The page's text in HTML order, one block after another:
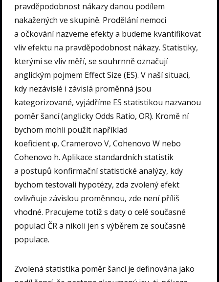
pravděpodobnost nákazy danou podílem
nakažených ve skupině. Prodělání nemoci
a očkování nazveme efekty a budeme kvantifikovat
vliv efektu na pravděpodobnost nákazy. Statistiky,
kterými se vliv měří, se souhrnně označují
anglickým pojmem Effect Size (ES). V naší situaci,
kdy nezávislé i závislá proměnná jsou
kategorizované, vyjádříme ES statistikou nazvanou
poměr šancí (anglicky Odds Ratio, OR). Kromě ní
bychom mohli použít například
koeficient φ, Cramerovo V, Cohenovo W nebo
Cohenovo h. Aplikace standardních statistik
a postupů konfirmační statistické analýzy, kdy
bychom testovali hypotézy, zda zvolený efekt
ovlivňuje závislou proměnnou, zde není příliš
vhodné. Pracujeme totiž s daty o celé současné
populaci ČR a nikoli jen s výběrem ze současné
populace.
Zvolená statistika poměr šancí je definována jako